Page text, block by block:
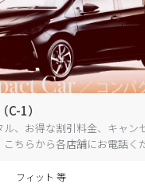
1）
、お得な割引料金、キャン
ちらから各店舗にお電話く
フィット 等